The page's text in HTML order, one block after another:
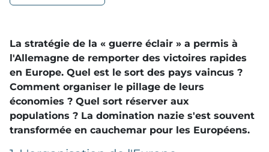
La stratégie de la « guerre éclair » a permis à
l'Allemagne de remporter des victoires rapides
en Europe. Quel est le sort des pays vaincus ?
Comment organiser le pillage de leurs
économies ? Quel sort réserver aux
populations ? La domination nazie s'est souvent
transformée en cauchemar pour les Européens.